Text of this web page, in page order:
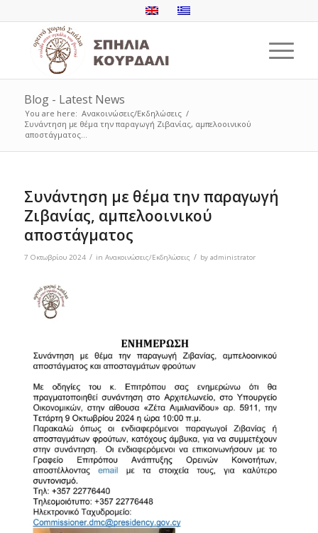
Blog - Latest News
You are here: Ανακοινώσεις/Εκδηλώσεις /
Συνάντηση με θέμα την παραγωγή Ζιβανίας, αμπελοοινικού
αποστάγματος...
Συνάντηση με θέμα την παραγωγή
Ζιβανίας, αμπελοοινικού
αποστάγματος
7 Οκτωβρίου 2024 / in Ανακοινώσεις/Εκδηλώσεις / by administrator